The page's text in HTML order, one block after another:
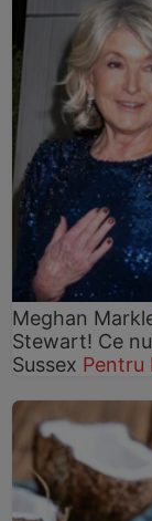
Meghan
Stewart! Ce
Sussex Pentru